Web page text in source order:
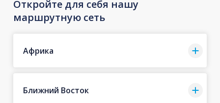
Откройте для себя нашу
маршрутную сеть
Африка
Ближний Восток